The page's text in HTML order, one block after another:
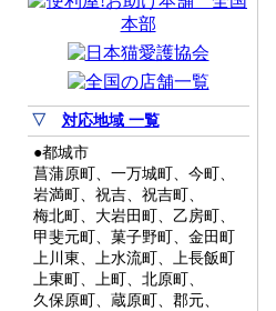
▽ 対応地域 一覧
●都城市
菖蒲原町、一万城町、今町、
岩満町、祝吉、祝吉町、
梅北町、大岩田町、乙房町、
甲斐元町、菓子野町、金田町
上川東、上水流町、上長飯町
上東町、上町、北原町、
久保原町、蔵原町、郡元、